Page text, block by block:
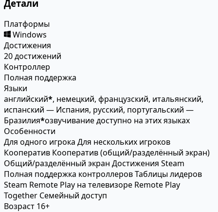
Детали
Платформы
Windows
Достижения
20 достижений
Контроллер
Полная поддержка
Языки
английский*, немецкий, французский, итальянский,
испанский — Испания, русский, португальский —
Бразилия*озвучивание доступно на этих языках
Особенности
Для одного игрока Для нескольких игроков
Кооператив Кооператив (общий/разделённый экран)
Общий/разделённый экран Достижения Steam
Полная поддержка контроллеровТаблицы лидеров
Steam Remote Play на телевизоре Remote Play
Together Семейный доступ
Возраст 16+